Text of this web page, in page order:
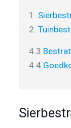
1.
2.
4.3
4.4